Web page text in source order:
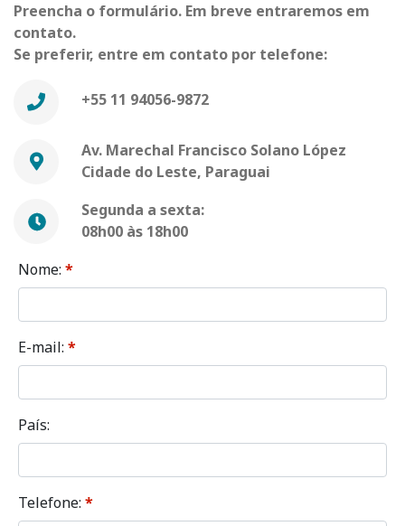
Preencha o formulário. Em breve entraremos em
contato.
Se preferir, entre em contato por telefone:
+55 11 94056-9872
Av. Marechal Francisco Solano López
Cidade do Leste, Paraguai
Segunda a sexta:
08h00 às 18h00
Nome: *
E-mail: *
País:
Telefone: *